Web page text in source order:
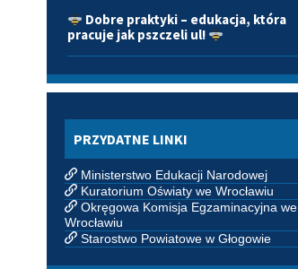
Dobre praktyki – edukacja, która
pracuje jak pszczeli ul!
PRZYDATNE LINKI
Ministerstwo Edukacji Narodowej
Kuratorium Oświaty we Wrocławiu
Okręgowa Komisja Egzaminacyjna we
Wrocławiu
Starostwo Powiatowe w Głogowie